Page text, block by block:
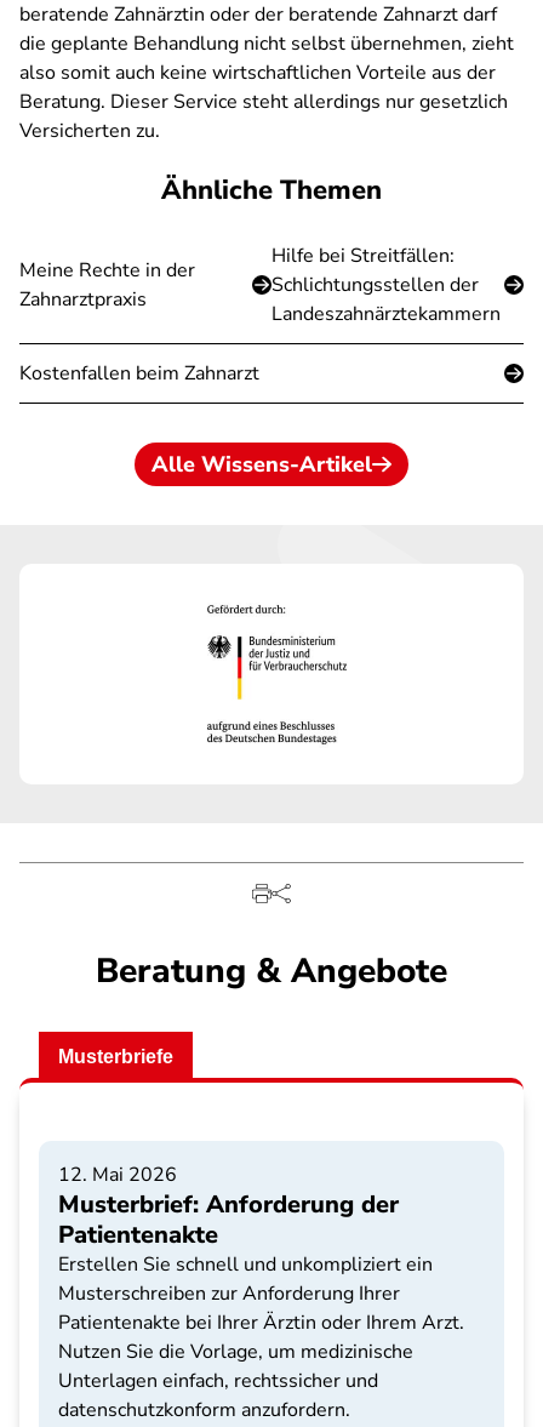
beratende Zahnärztin oder der beratende Zahnarzt darf
die geplante Behandlung nicht selbst übernehmen, zieht
also somit auch keine wirtschaftlichen Vorteile aus der
Beratung. Dieser Service steht allerdings nur gesetzlich
Versicherten zu.
Ähnliche Themen
Meine Rechte in der
Zahnarztpraxis
Hilfe bei Streitfällen:
Schlichtungsstellen der
Landeszahnärztekammern
Kostenfallen beim Zahnarzt
Alle Wissens-Artikel
Beratung & Angebote
Musterbriefe
12. Mai 2026
Musterbrief: Anforderung der
Patientenakte
Erstellen Sie schnell und unkompliziert ein
Musterschreiben zur Anforderung Ihrer
Patientenakte bei Ihrer Ärztin oder Ihrem Arzt.
Nutzen Sie die Vorlage, um medizinische
Unterlagen einfach, rechtssicher und
datenschutzkonform anzufordern.